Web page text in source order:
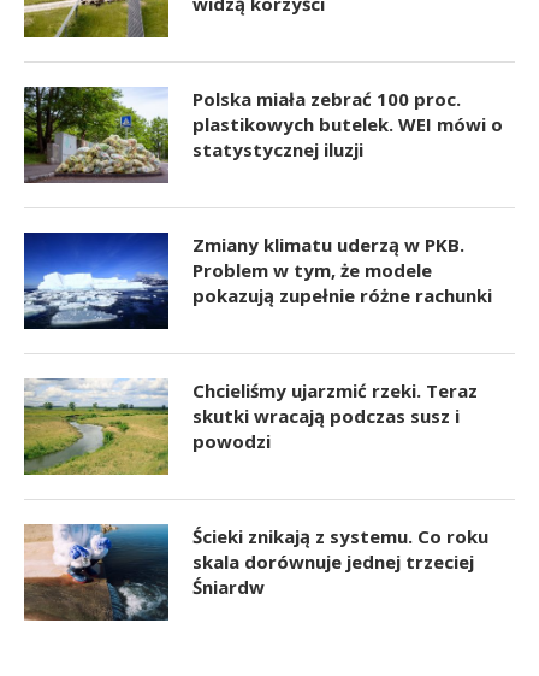
Polska miała zebrać 100 proc.
plastikowych butelek. WEI mówi o
statystycznej iluzji
Zmiany klimatu uderzą w PKB.
Problem w tym, że modele
pokazują zupełnie różne rachunki
Chcieliśmy ujarzmić rzeki. Teraz
skutki wracają podczas susz i
powodzi
Ścieki znikają z systemu. Co roku
skala dorównuje jednej trzeciej
Śniardw